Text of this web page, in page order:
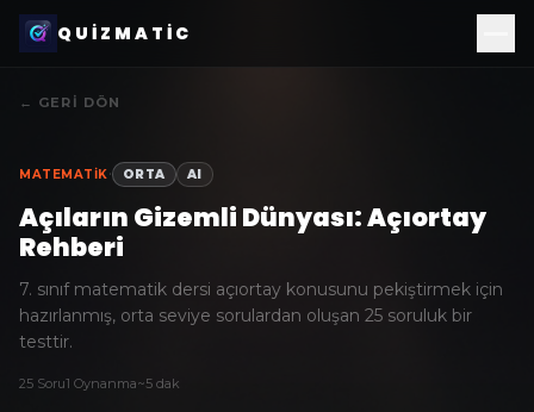
QUIZMATIC
← GERI DÖN
MATEMATIK· ORTA AI
Açıların Gizemli Dünyası: Açıortay
Rehberi
7. sınıf matematik dersi açıortay konusunu pekiştirmek için
hazırlanmış, orta seviye sorulardan oluşan 25 soruluk bir
testtir.
25 Soru1 Oynanma~5 dak